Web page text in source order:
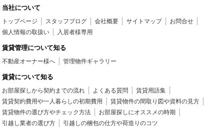
当社について
トップページ スタッフブログ 会社概要 サイトマップ
お問合せ
個人情報の取扱い
入居者様専用
賃貸管理について知る
不動産オーナー様へ 管理物件ギャラリー
賃貸について知る
お部屋探しから契約までの流れ よくある質問
賃貸用語集
賃貸契約費用や一人暮らしの初期費用
賃貸物件の間取り図や資料の見方
賃貸物件の選び方やチェック方法
お部屋探しにオススメの時期
引越し業者の選び方
引越しの梱包の仕方や荷造りのコツ